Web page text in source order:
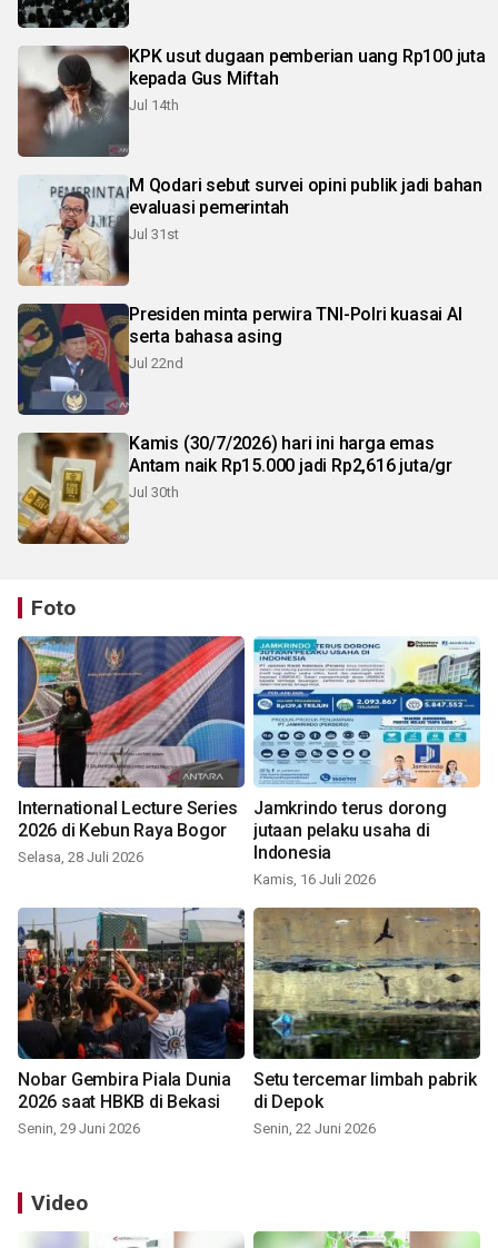
KPK usut dugaan pemberian uang Rp100 juta
kepada Gus Miftah
Jul 14th
M Qodari sebut survei opini publik jadi bahan
evaluasi pemerintah
Jul 31st
Presiden minta perwira TNI-Polri kuasai AI
serta bahasa asing
Jul 22nd
Kamis (30/7/2026) hari ini harga emas
Antam naik Rp15.000 jadi Rp2,616 juta/gr
Jul 30th
Foto
International Lecture Series
2026 di Kebun Raya Bogor
Selasa, 28 Juli 2026
Jamkrindo terus dorong
jutaan pelaku usaha di
Indonesia
Kamis, 16 Juli 2026
Nobar Gembira Piala Dunia
2026 saat HBKB di Bekasi
Senin, 29 Juni 2026
Setu tercemar limbah pabrik
di Depok
Senin, 22 Juni 2026
Video